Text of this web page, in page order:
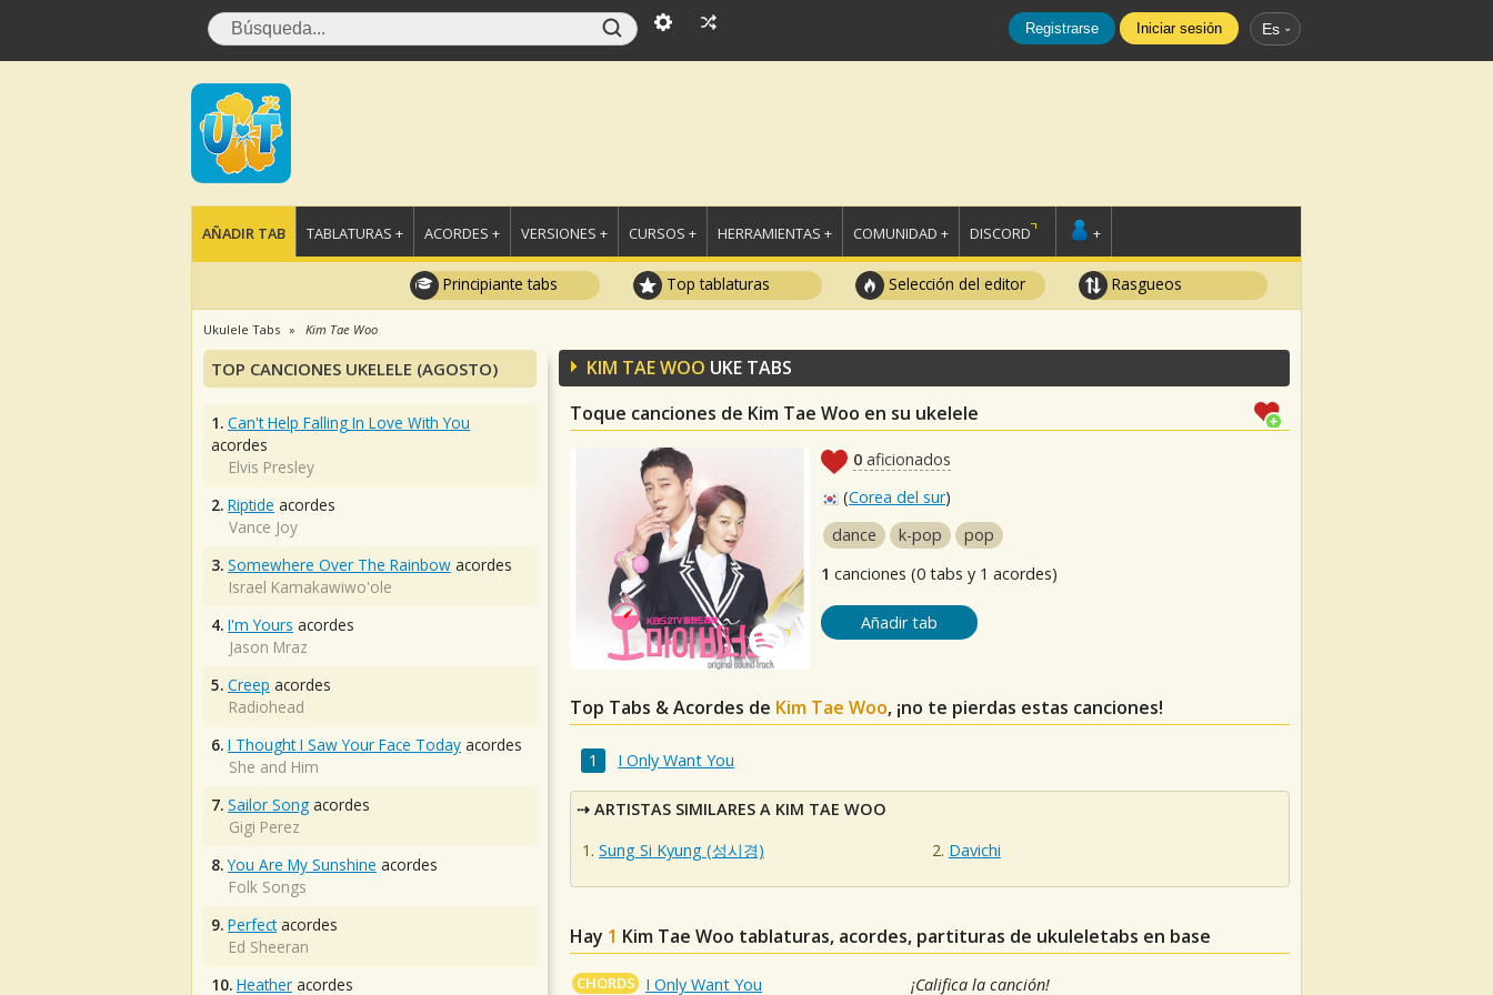
Registrarse Iniciar sesión Es
AÑADIR TAB TABLATURAS + ACORDES + VERSIONES + CURSOS + HERRAMIENTAS + COMUNIDAD + DISCORD +
Principiante tabs Top tablaturas Selección del editor Rasgueos
Ukulele Tabs Kim Tae Woo
KIM TAE WOO UKE TABS
Toque canciones de Kim Tae Woo en su ukelele
0 aficionados
(Corea del sur)
dance
k-pop
pop
1 canciones (0 tabs y 1 acordes)
Añadir tab
Top Tabs & Acordes de Kim Tae Woo, ¡no te pierdas estas canciones!
I Only Want You
ARTISTAS SIMILARES A KIM TAE WOO
Sung Si Kyung (성시경)
Davichi
Hay 1 Kim Tae Woo tablaturas, acordes, partituras de ukuleletabs en base
CHORDS I Only Want You ¡Califica la canción!
TOP CANCIONES UKELELE (AGOSTO)
1. Can't Help Falling In Love With You
acordes
Elvis Presley
2. Riptide acordes
Vance Joy
3. Somewhere Over The Rainbow acordes
Israel Kamakawiwo'ole
4. I'm Yours acordes
Jason Mraz
5. Creep acordes
Radiohead
6. I Thought I Saw Your Face Today acordes
She and Him
7. Sailor Song acordes
Gigi Perez
8. You Are My Sunshine acordes
Folk Songs
9. Perfectacordes
Ed Sheeran
10. Heather acordes